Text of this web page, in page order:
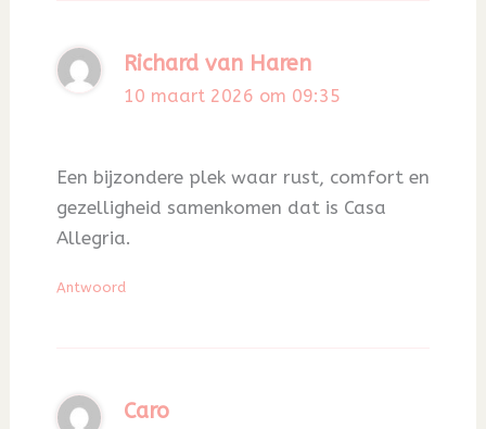
Richard van Haren
10 maart 2026 om 09:35
Een bijzondere plek waar rust, comfort en
gezelligheid samenkomen dat is Casa
Allegria.
Antwoord
Caro